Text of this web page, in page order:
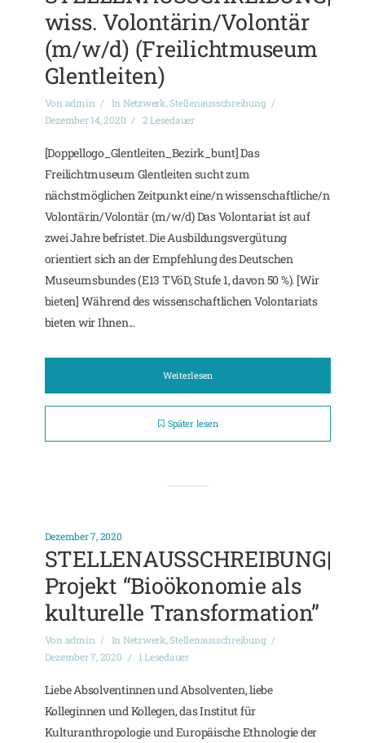
wiss. Volontärin/Volontär
(m/w/d) (Freilichtmuseum
Glentleiten)
Von admin In Netzwerk,Stellenausschreibung
Dezember 14, 2020
2 Lesedauer
[Doppellogo_Glentleiten_Bezirk_bunt] Das
Freilichtmuseum Glentleiten sucht zum
nächstmöglichen Zeitpunkt eine/n wissenschaftliche/n
Volontärin/Volontär (m/w/d) Das Volontariat ist auf
zwei Jahre befristet. Die Ausbildungsvergütung
orientiert sich an der Empfehlung des Deutschen
Museumsbundes (E13 TVöD, Stufe 1, davon 50 %). [Wir
bieten] Während des wissenschaftlichen Volontariats
bieten wir Ihnen...
Weiterlesen
Später lesen
Dezember 7, 2020
STELLENAUSSCHREIBUNG|
Projekt “Bioökonomie als
kulturelle Transformation”
Von admin In Netzwerk,Stellenausschreibung
Dezember 7, 2020
1 Lesedauer
Liebe Absolventinnen und Absolventen, liebe
Kolleginnen und Kollegen, das Institut für
Kulturanthropologie und Europäische Ethnologie der